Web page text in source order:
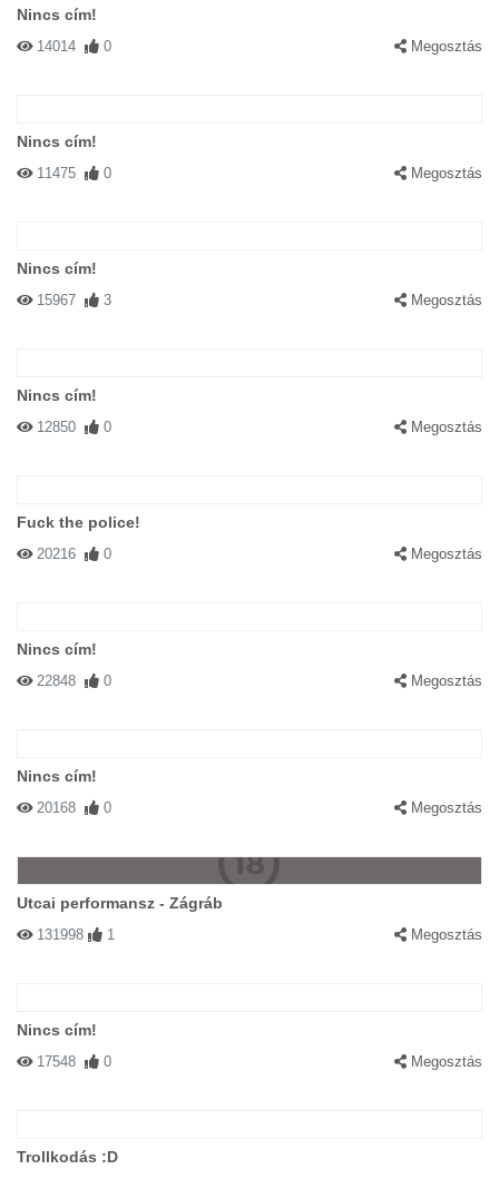
Nincs cím!
14014 0 Megosztás
Nincs cím!
11475 0 Megosztás
Nincs cím!
15967 3 Megosztás
Nincs cím!
12850 0 Megosztás
Fuck the police!
20216 0 Megosztás
Nincs cím!
22848 0 Megosztás
Nincs cím!
20168 0 Megosztás
Utcai performansz - Zágráb
131998 1 Megosztás
Nincs cím!
17548 0 Megosztás
Trollkodás :D